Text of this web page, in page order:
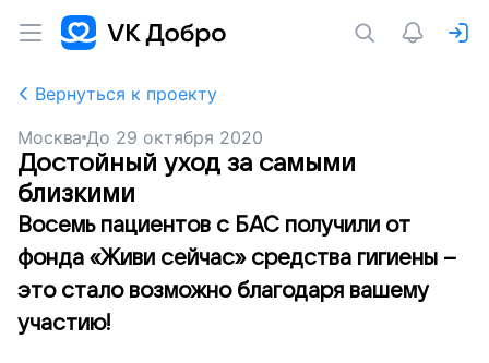
Вернуться к проекту
Москва До 29 октября 2020
Достойный уход за самыми
близкими
Восемь пациентов с БАС получили от
фонда «Живи сейчас» средства гигиены –
это стало возможно благодаря вашему
участию!